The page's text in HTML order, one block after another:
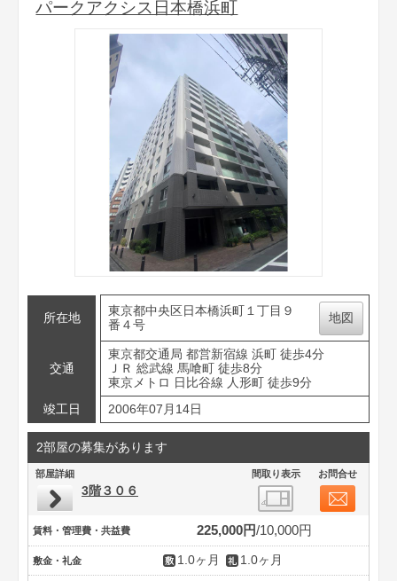
パークアクシス日本橋浜町
所在地
東京都中央区日本橋浜町１丁目９
番４号
地図
交通
東京都交通局 都営新宿線 浜町 徒歩4分
ＪＲ 総武線 馬喰町 徒歩8分
東京メトロ 日比谷線 人形町 徒歩9分
竣工日
2006年07月14日
2部屋の募集があります
部屋詳細 間取り表示 お問合せ
3階３０６
賃料・管理費・共益費 225,000円 10,000円
敷金・礼金 1.0ヶ月 1.0ヶ月